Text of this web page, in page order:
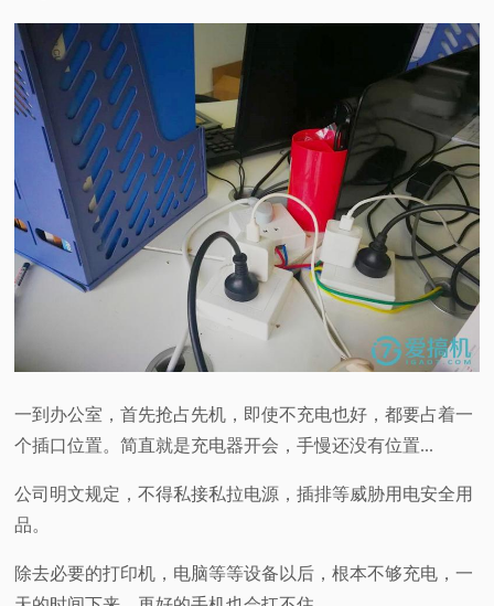
一到办公室，首先抢占先机，即使不充电也好，都要占着一
个插口位置。简直就是充电器开会，手慢还没有位置...
公司明文规定，不得私接私拉电源，插排等威胁用电安全用
品。
除去必要的打印机，电脑等等设备以后，根本不够充电，一